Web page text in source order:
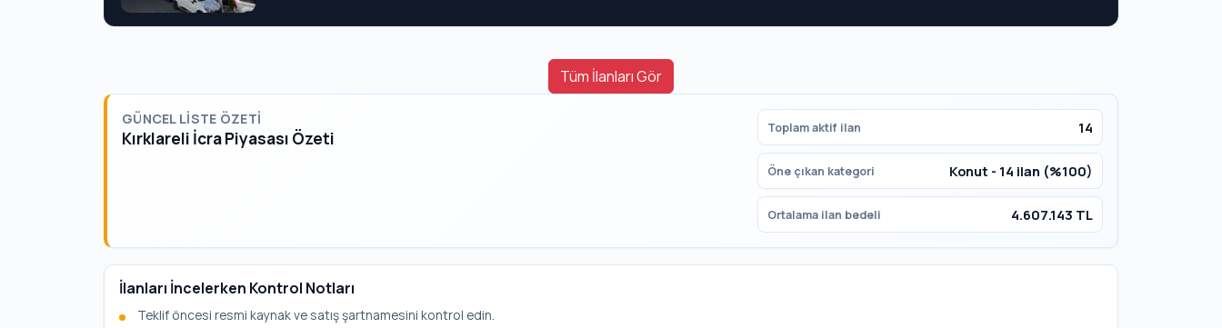
Tüm İlanları Gör
GÜNCEL LISTE ÖZETI
Kırklareli İcra Piyasası Özeti
Toplam aktif ilan 14
Öne çıkan kategori Konut - 14 ilan (%100)
Ortalama ilan bedeli 4.607.143 TL
İlanları İncelerken Kontrol Notları
Teklif öncesi resmi kaynak ve satış şartnamesini kontrol edin.